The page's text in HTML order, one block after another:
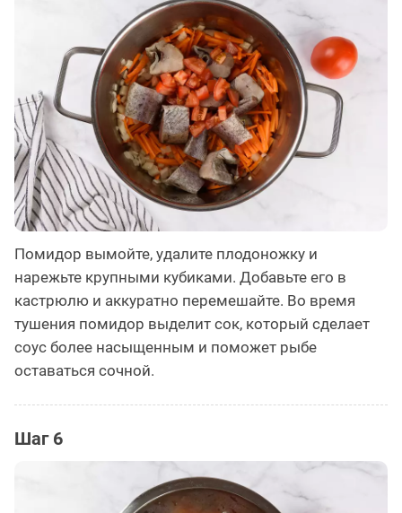
Помидор вымойте, удалите плодоножку и
нарежьте крупными кубиками. Добавьте его в
кастрюлю и аккуратно перемешайте. Во время
тушения помидор выделит сок, который сделает
соус более насыщенным и поможет рыбе
оставаться сочной.
Шаг 6